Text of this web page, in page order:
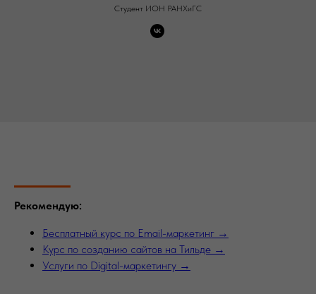
Студент ИОН РАНХиГС
Рекомендую:
Бесплатный курс по Email-маркетинг →
Курс по созданию сайтов на Тильде →
Услуги по Digital-маркетингу →